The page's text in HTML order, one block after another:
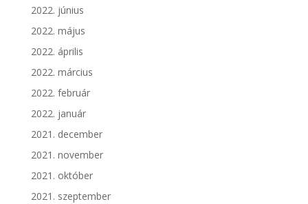
2022. június
2022. május
2022. április
2022. március
2022. február
2022. január
2021. december
2021. november
2021. október
2021. szeptember